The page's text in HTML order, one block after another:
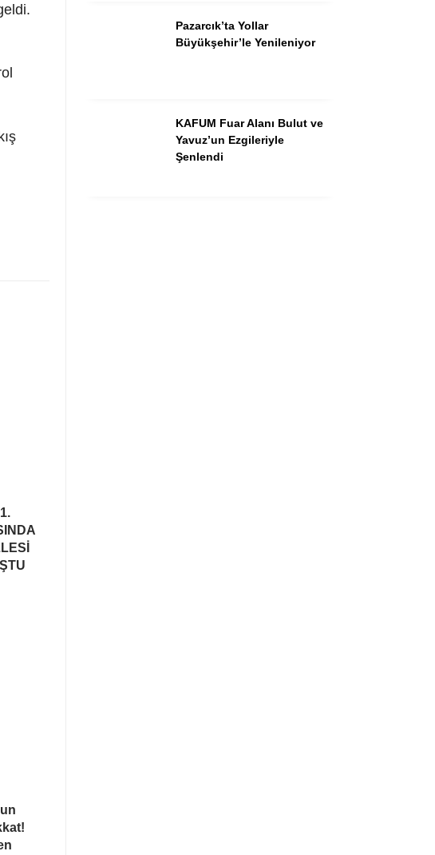
Pazarcık’ta Yollar
Büyükşehir’le Yenileniyor
KAFUM Fuar Alanı Bulut ve
Yavuz’un Ezgileriyle
Şenlendi